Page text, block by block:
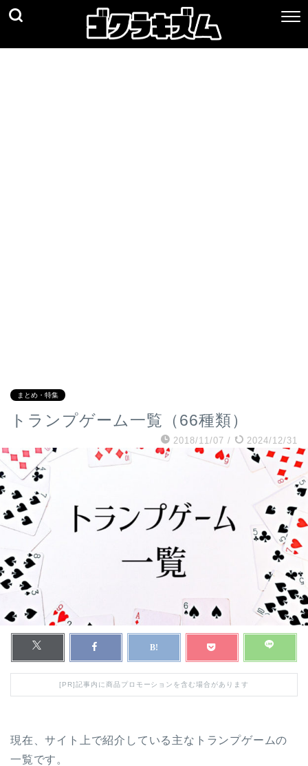
まとめ・特集
トランプゲーム一覧（66種類）
2018/11/07 / 2024/12/31
[PR]記事内に商品プロモーションを含む場合があります
現在、サイト上で紹介している主なトランプゲームの
一覧です。